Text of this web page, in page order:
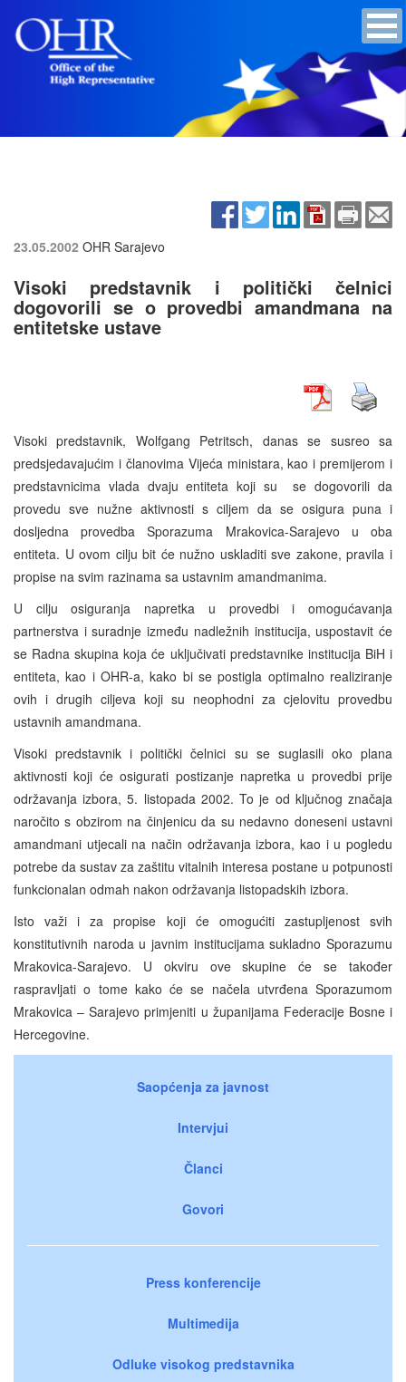
23.05.2002 OHR Sarajevo
Visoki predstavnik i politički čelnici
dogovorili se o provedbi amandmana na
entitetske ustave
Visoki predstavnik, Wolfgang Petritsch, danas se susreo sa
predsjedavajućim i članovima Vijeća ministara, kao i premijerom i
predstavnicima vlada dvaju entiteta koji su se dogovorili da
provedu sve nužne aktivnosti s ciljem da se osigura puna i
dosljedna provedba Sporazuma Mrakovica-Sarajevo u oba
entiteta. U ovom cilju bit će nužno uskladiti sve zakone, pravila i
propise na svim razinama sa ustavnim amandmanima.
U cilju osiguranja napretka u provedbi i omogućavanja
partnerstva i suradnje između nadležnih institucija, uspostavit će
se Radna skupina koja će uključivati predstavnike institucija BiH i
entiteta, kao i OHR-a, kako bi se postigla optimalno realiziranje
ovih i drugih ciljeva koji su neophodni za cjelovitu provedbu
ustavnih amandmana.
Visoki predstavnik i politički čelnici su se suglasili oko plana
aktivnosti koji će osigurati postizanje napretka u provedbi prije
održavanja izbora, 5. listopada 2002. To je od ključnog značaja
naročito s obzirom na činjenicu da su nedavno doneseni ustavni
amandmani utjecali na način održavanja izbora, kao i u pogledu
potrebe da sustav za zaštitu vitalnih interesa postane u potpunosti
funkcionalan odmah nakon održavanja listopadskih izbora.
Isto važi i za propise koji će omogućiti zastupljenost svih
konstitutivnih naroda u javnim institucijama sukladno Sporazumu
Mrakovica-Sarajevo. U okviru ove skupine će se također
raspravljati o tome kako će se načela utvrđena Sporazumom
Mrakovica – Sarajevo primjeniti u županijama Federacije Bosne i
Hercegovine.
Saopćenja za javnost
Intervjui
Članci
Govori
Press konferencije
Multimedija
Odluke visokog predstavnika